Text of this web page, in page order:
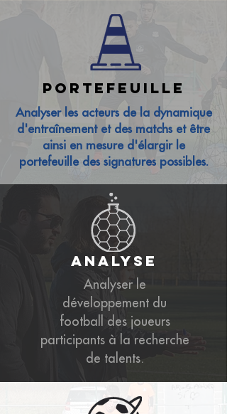
portefeuille
Analyser les acteurs de la dynamique
d'entraînement et des matchs et être
ainsi en mesure d'élargir le
portefeuille des signatures possibles.
analyse
Analyser le
développement du
football des joueurs
participants à la recherche
de talents.